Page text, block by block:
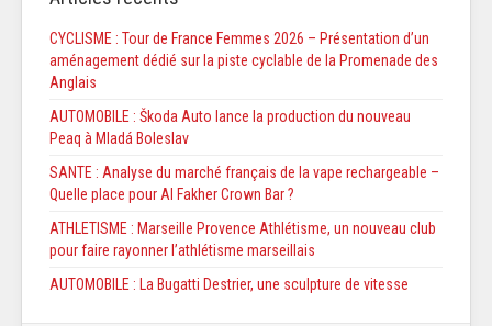
CYCLISME : Tour de France Femmes 2026 – Présentation d’un
aménagement dédié sur la piste cyclable de la Promenade des
Anglais
AUTOMOBILE : Škoda Auto lance la production du nouveau
Peaq à Mladá Boleslav
SANTE : Analyse du marché français de la vape rechargeable –
Quelle place pour Al Fakher Crown Bar ?
ATHLETISME : Marseille Provence Athlétisme, un nouveau club
pour faire rayonner l’athlétisme marseillais
AUTOMOBILE : La Bugatti Destrier, une sculpture de vitesse